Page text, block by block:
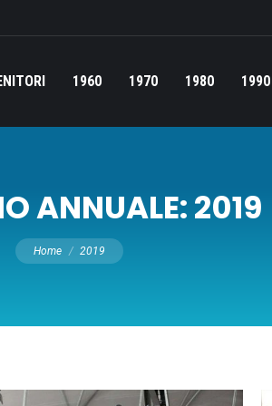
1960 1970 1980 1990
ANNUALE:2019
Tu sei qui:
Home 2019